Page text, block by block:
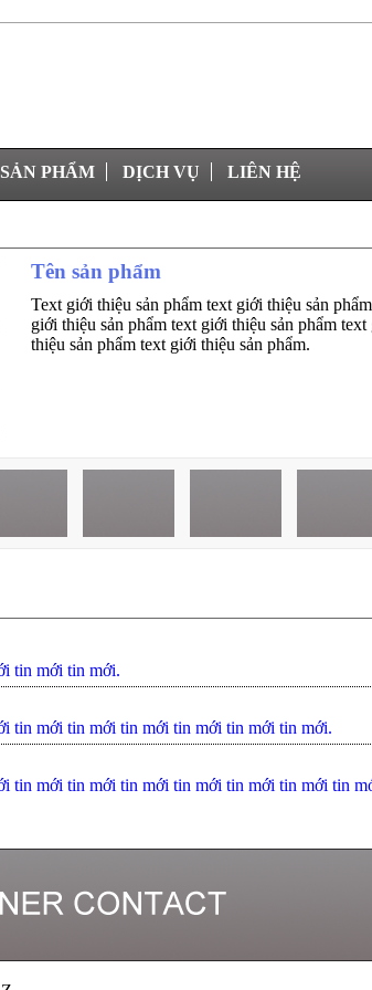
SẢN PHẨM DỊCH VỤ LIÊN HỆ
Tên sản phẩm
Text giới thiệu sản phẩm text giới thiệu sản
giới thiệu sản phẩm text giới thiệu sản phẩm text
thiệu sản phẩm text giới thiệu sản phẩm.
tin mới tin mới.
tin mới tin mới tin mới tin mới tin mới tin mới.
tin mới tin mới tin mới tin mới tin mới tin mới tin